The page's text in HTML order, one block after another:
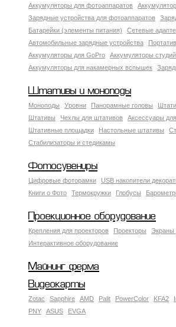
Аккумуляторы для фотоаппаратов
Зарядные устройства для фотоаппаратов
Батарейки (элементы питания)
Сетевые
Автомобильные зарядные устройства
Аккумуляторы для GoPro
Аккумуляторы
Аккумуляторы для накамерных вспышек
Штативы и моноподы
Моноподы Уровни Панорамные головы
Штативы
Чехлы для штативов
Аксессуары
Штативные площадки
Настольные штативы
Стабилизаторы и стедикамы
Фотосувениры
Цифровые фоторамки USB накопители
Книги о Фото
Термокружки Глобусы
Проекционное оборудование
Крепления для проекторов Проекторы
Экраны
Интерактивное оборудование
Майнинг ферма
Видеокарты
Zotac Sapphire AMD Palit PowerColor KFA2
PNY
ASUS EVGA